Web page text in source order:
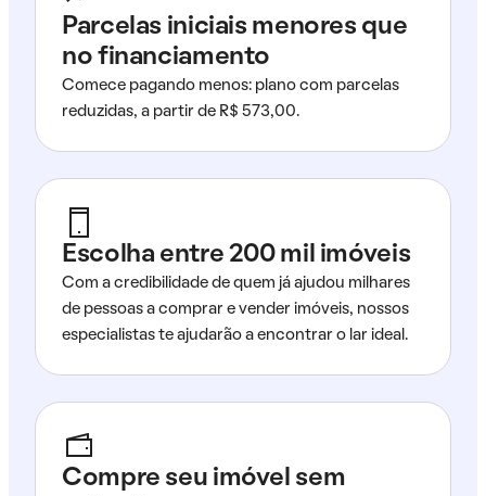
Parcelas iniciais menores que
no financiamento
Comece pagando menos: plano com parcelas
reduzidas, a partir de R$ 573,00.
Escolha entre 200 mil imóveis
Com a credibilidade de quem já ajudou milhares
de pessoas a comprar e vender imóveis, nossos
especialistas te ajudarão a encontrar o lar ideal.
Compre seu imóvel sem